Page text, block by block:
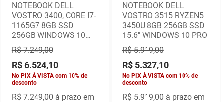
NOTEBOOK DELL
VOSTRO 3400, CORE I7-
1165G7 8GB SSD
256GB WINDOWS 10
PRO
R$ 7.249,00
R$ 6.524,10
No PIX À VISTA com 10% de
desconto
R$ 7.249,00 à prazo em
NOTEBOOK DELL
VOSTRO 3515 RYZEN5
3450U 8GB 256GB SSD
15.6" WINDOWS 10 PRO
R$ 5.919,00
R$ 5.327,10
No PIX À VISTA com 10% de
desconto
R$ 5.919,00 à prazo em